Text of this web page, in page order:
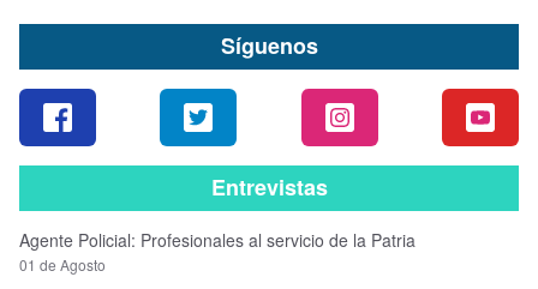
Síguenos
Entrevistas
Agente Policial: Profesionales al servicio de la Patria
01 de Agosto